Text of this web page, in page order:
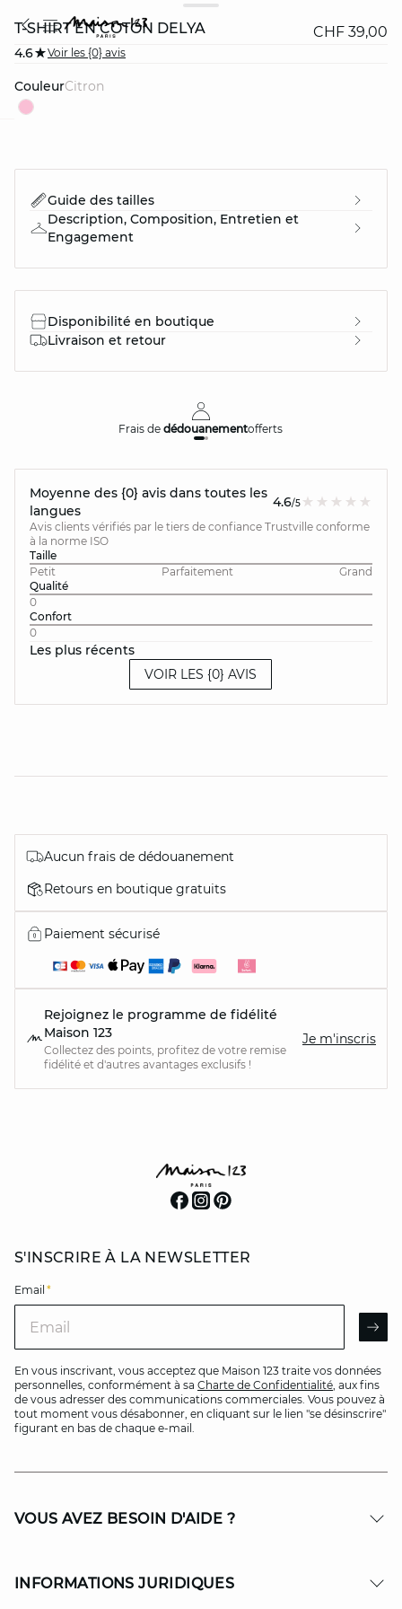
T-SHIRT EN COTON DELYA CHF 39,00
4.6 Voir les {0} avis
Couleur citron
Guide des tailles
Description, Composition, Entretien et
Engagement
Disponibilité en boutique
Livraison et retour
Frais dedédouanementofferts
Moyenne des {0} avis dans toutes les
langues
4.6/5
Avis clients vérifiés par le tiers de confiance Trustville conforme
à la norme ISO
Taille
Petit
Parfaitement
Grand
Qualité
0
Confort
0
Les plus récents
VOIR LES {0} AVIS
Aucun frais de dédouanement
Retours en boutique gratuits
Paiement sécurisé
Rejoignez le programme de fidélité
Maison 123
Collectez des points, profitez de votre remise
fidélité et d'autres avantages exclusifs !
Je m'inscris
S'INSCRIRE À LA NEWSLETTER
Email *
En vous inscrivant, vous acceptez que Maison 123 traite vos données
personnelles, conformément à sa Charte de Confidentialité, aux fins
de vous adresser des communications commerciales. Vous pouvez à
tout moment vous désabonner, en cliquant sur le lien "se désinscrire"
figurant en bas de chaque e-mail.
VOUS AVEZ BESOIN D'AIDE ?
INFORMATIONS JURIDIQUES